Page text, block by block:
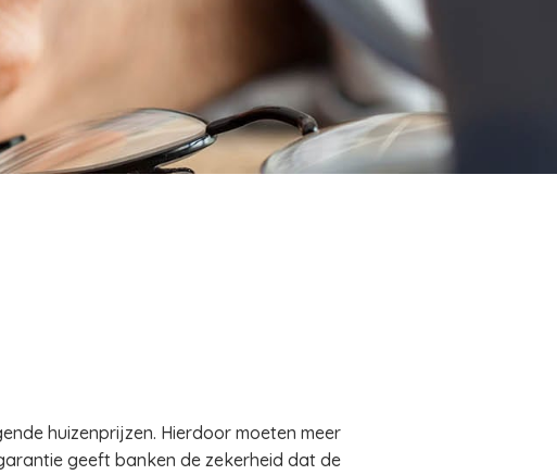
huizenprijzen. Hierdoor moeten meer
geeft banken de zekerheid dat de